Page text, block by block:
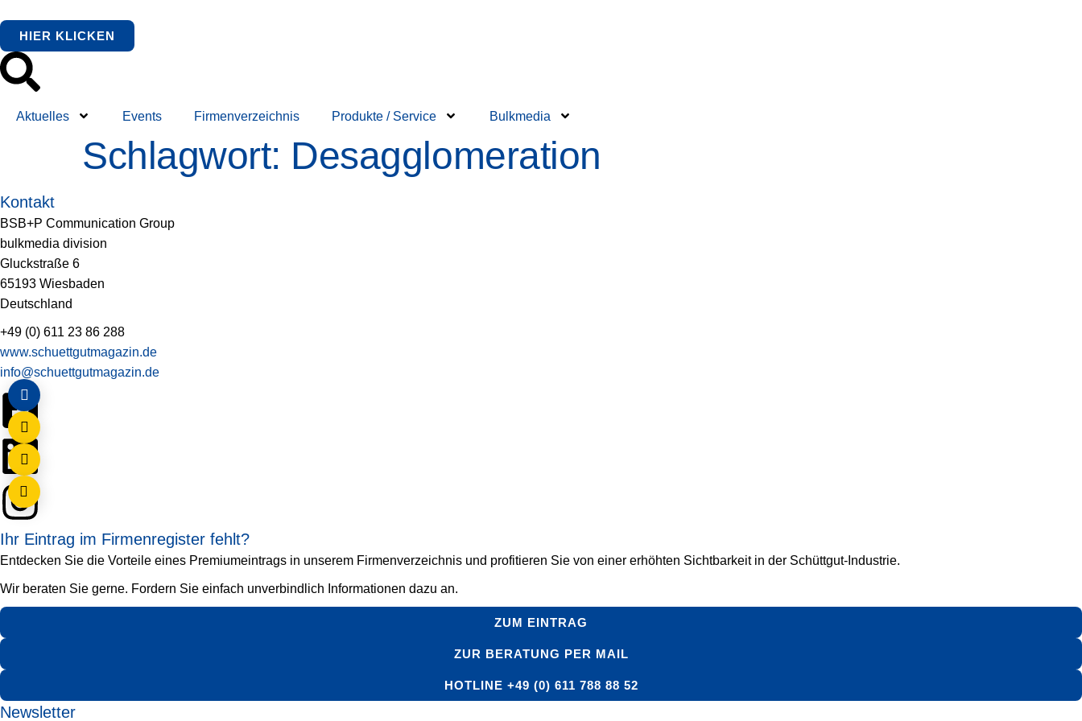
springen
HIER KLICKEN
Aktuelles Events Firmenverzeichnis Produkte / Service Bulkmedia
Schlagwort: Desagglomeration
Kontakt
BSB+P Communication Group
bulkmedia division
Gluckstraße 6
65193 Wiesbaden
Deutschland
+49 (0) 611 23 86 288
www.schuettgutmagazin.de
info@schuettgutmagazin.de
Ihr Eintrag im Firmenregister fehlt?
Entdecken Sie die Vorteile eines Premiumeintrags in unserem Firmenverzeichnis und profitieren Sie von einer erhöhten Sichtbarkeit in der Schüttgut-Industrie.
Wir beraten Sie gerne. Fordern Sie einfach unverbindlich Informationen dazu an.
ZUM EINTRAG
ZUR BERATUNG PER MAIL
HOTLINE +49 (0) 611 788 88 52
Newsletter